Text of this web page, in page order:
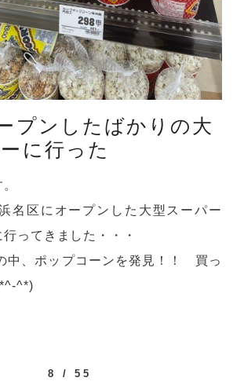
プンしたばかりの大
に行った
名区にオープンした大型スーパー
ってきました・・・
中、ポップコーンを発見！！ 買っ
^*)
8 / 55